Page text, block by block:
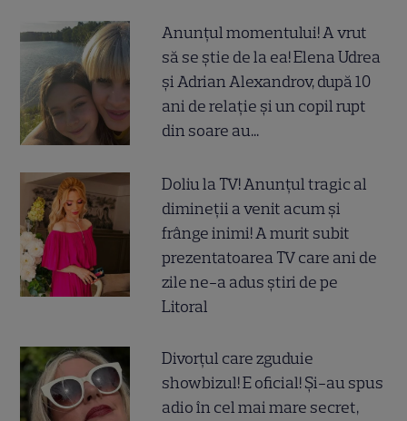
Anunțul momentului! A vrut
să se știe de la ea! Elena Udrea
și Adrian Alexandrov, după 10
ani de relație și un copil rupt
din soare au...
Doliu la TV! Anunțul tragic al
dimineții a venit acum și
frânge inimi! A murit subit
prezentatoarea TV care ani de
zile ne-a adus știri de pe
Litoral
Divorțul care zguduie
showbizul! E oficial! Și-au spus
adio în cel mai mare secret,